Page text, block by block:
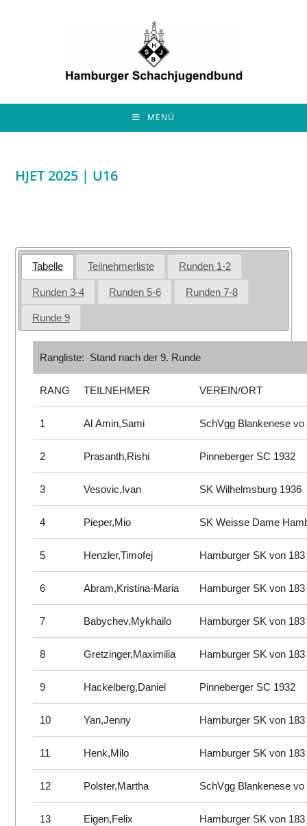
MENÜ
HJET 2025 | U16
Tabelle Teilnehmerliste Runden 1-2
Runden 3-4 Runden 5-6 Runden 7-8
Runde 9
Rangliste: Stand nach der 9. Runde
RANG TEILNEHMER VEREIN/ORT
1 Al Amin,Sami SchVgg Blankenese vo
2 Prasanth,Rishi Pinneberger SC 1932
3 Vesovic,Ivan SK Wilhelmsburg 1936
4 Pieper,Mio SK Weisse Dame
5 Henzler,Timofej Hamburger SK von 183
6 Abram,Kristina-Maria Hamburger SK von 183
7 Babychev,Mykhailo Hamburger SK von 183
8 Gretzinger,Maximilia Hamburger SK von 183
9 Hackelberg,Daniel Pinneberger SC 1932
10 Yan,Jenny Hamburger SK von 183
11 Henk,Milo Hamburger SK von 183
12 Polster,Martha SchVgg Blankenese vo
13 Eigen,Felix Hamburger SK von 183